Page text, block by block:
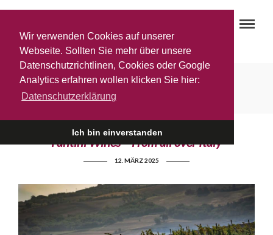
Wir verwenden Cookies auf unserer
Webseite. Sollten Sie mehr über unsere
Datenschutzrichtlinen, Cookies oder Google
Analytics erfahren wollen klicken Sie hier:
Datenschutzerklärung
Ich bin einverstanden
Sizilien
Fantini Wines – From all over Italy
12. MÄRZ 2025